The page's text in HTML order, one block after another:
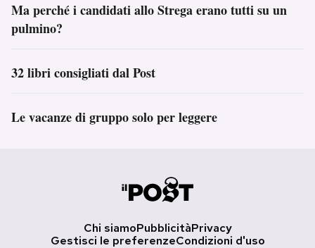
Ma perché i candidati allo Strega erano tutti su un
pulmino?
32 libri consigliati dal Post
Le vacanze di gruppo solo per leggere
Chi siamoPubblicitàPrivacy
Gestisci le preferenzeCondizioni d'uso